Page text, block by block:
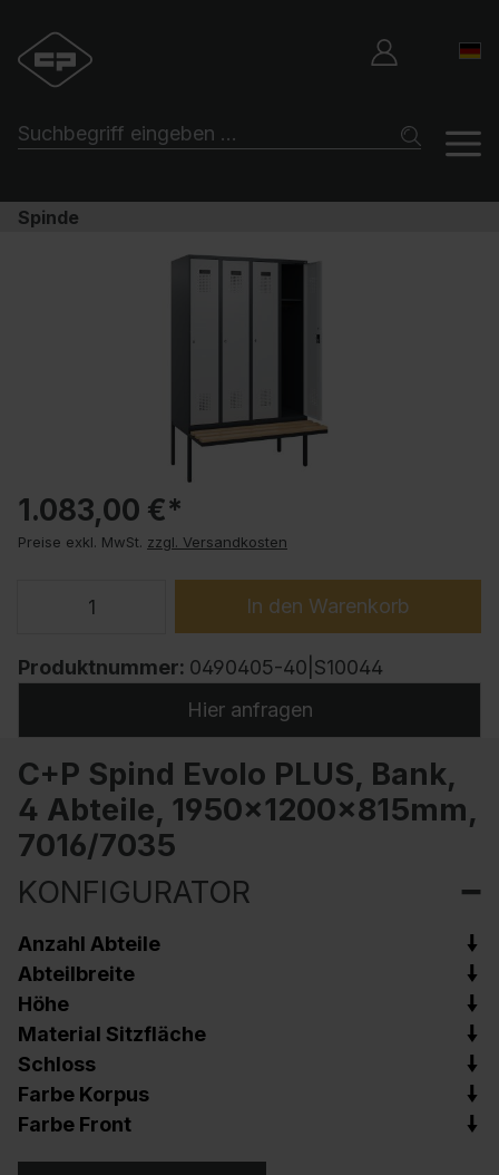
Spinde
1.083,00 €*
Preise exkl. MwSt. zzgl. Versandkosten
In den Warenkorb
Produktnummer: 0490405-40|S10044
Hier anfragen
C+P Spind Evolo PLUS, Bank,
4 Abteile, 1950x1200x815mm,
7016/7035
KONFIGURATOR
Anzahl Abteile
Abteilbreite
Höhe
Material Sitzfläche
Schloss
Farbe Korpus
Farbe Front